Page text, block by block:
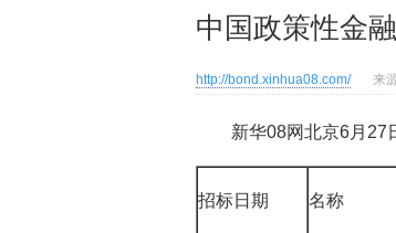
中国政策性金
http://bond.xinhua08.com/ 来
新华08网北京6月27
招标日期 名称